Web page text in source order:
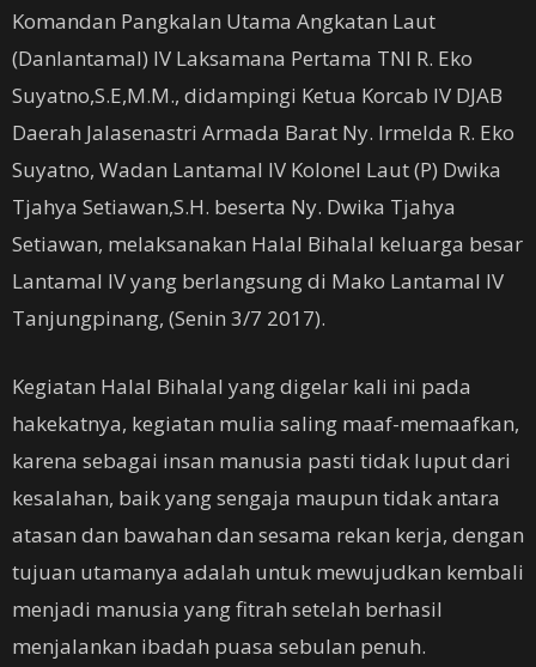
Komandan Pangkalan Utama Angkatan Laut
(Danlantamal) IV Laksamana Pertama TNI R. Eko
Suyatno,S.E,M.M., didampingi Ketua Korcab IV DJAB
Daerah Jalasenastri Armada Barat Ny. Irmelda R. Eko
Suyatno, Wadan Lantamal IV Kolonel Laut (P) Dwika
Tjahya Setiawan,S.H. beserta Ny. Dwika Tjahya
Setiawan, melaksanakan Halal Bihalal keluarga besar
Lantamal IV yang berlangsung di Mako Lantamal IV
Tanjungpinang, (Senin 3/7 2017).
Kegiatan Halal Bihalal yang digelar kali ini pada
hakekatnya, kegiatan mulia saling maaf-memaafkan,
karena sebagai insan manusia pasti tidak luput dari
kesalahan, baik yang sengaja maupun tidak antara
atasan dan bawahan dan sesama rekan kerja, dengan
tujuan utamanya adalah untuk mewujudkan kembali
menjadi manusia yang fitrah setelah berhasil
menjalankan ibadah puasa sebulan penuh.